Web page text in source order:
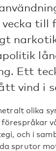
vecka till
Ett
vind i
olika
och i
sprutor